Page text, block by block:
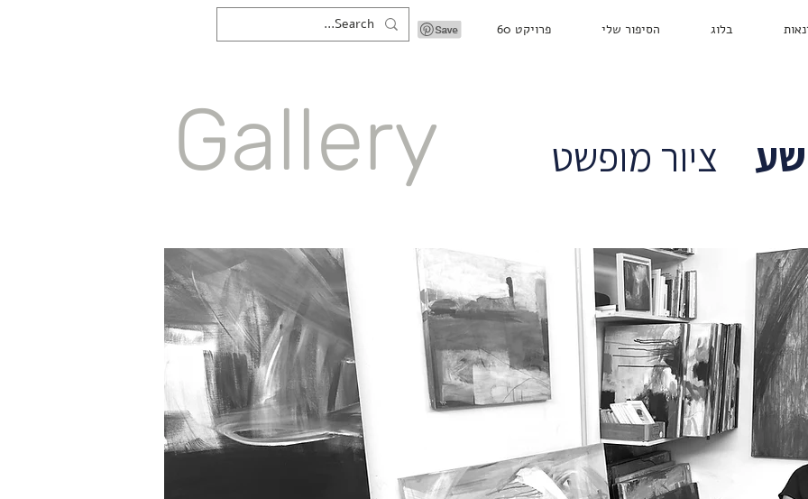
בלוג הסיפור שלי פרויקט 60
Gallery ציור מופשט